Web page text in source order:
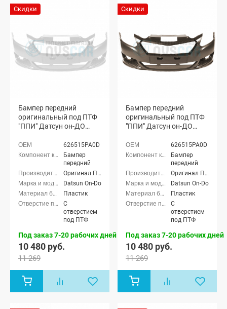
Скидки
Бампер передний
оригинальный под ПТФ
"ППИ" Датсун он-ДО
626515PA0D
Бампер
передний
Оригинал ППИ
Datsun On-Do
Пластик
С
отверстием
под ПТФ
Под заказ 7-20 рабочих дней
10 480 руб.
11 269
Скидки
Бампер передний
оригинальный под ПТФ
"ППИ" Датсун он-ДО
626515PA0D
Бампер
передний
Оригинал ППИ
Datsun On-Do
Пластик
С
отверстием
под ПТФ
Под заказ 7-20 рабочих дней
10 480 руб.
11 269